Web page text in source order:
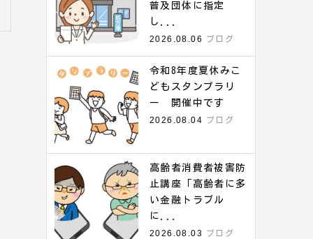
普及団体に指定
し...
2026.08.06
ブログ
令和8年度夏休みこ
どもスタンプラリ
ー 開催中です
2026.08.04 ブログ
高齢者消費者被害防
止講座「高齢者に多
い金融トラブル
に...
2026.08.03 ブログ